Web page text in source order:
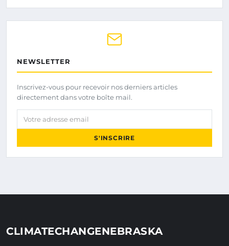
NEWSLETTER
Inscrivez-vous pour recevoir nos derniers articles
directement dans votre boîte mail.
Votre adresse email
S'INSCRIRE
CLIMATECHANGENEBRASKA